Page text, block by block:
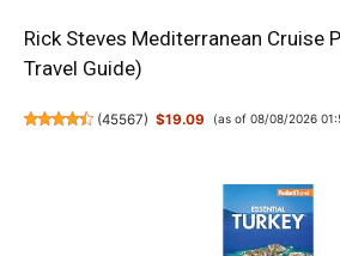
Rick Steves Mediterranean Cruise
Travel Guide)
(45567) $19.09 (as of 08/08/2026